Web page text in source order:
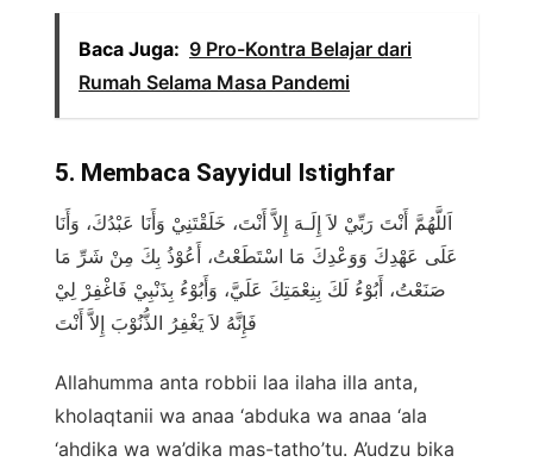
Baca Juga: 9 Pro-Kontra Belajar dari
Rumah Selama Masa Pandemi
5. Membaca Sayyidul Istighfar
اَللَّهُمَّ أَنْتَ رَبِّيْ لاَ إِلَـهَ إِلاَّ أَنْتَ، خَلَقْتَنِيْ وَأَنَا عَبْدُكَ، وَأَنَا
عَلَى عَهْدِكَ وَوَعْدِكَ مَا اسْتَطَعْتُ، أَعُوْذُ بِكَ مِنْ شَرِّ مَا
صَنَعْتُ، أَبُوْءُ لَكَ بِنِعْمَتِكَ عَلَيَّ، وَأَبُوْءُ بِذَنْبِيْ فَاغْفِرْ لِيْ
فَإِنَّهُ لاَ يَغْفِرُ الذُّنُوْبَ إِلاَّ أَنْتَ
Allahumma anta robbii laa ilaha illa anta,
kholaqtanii wa anaa ‘abduka wa anaa ‘ala
‘ahdika wa wa’dika mas-tatho’tu. A’udzu bika